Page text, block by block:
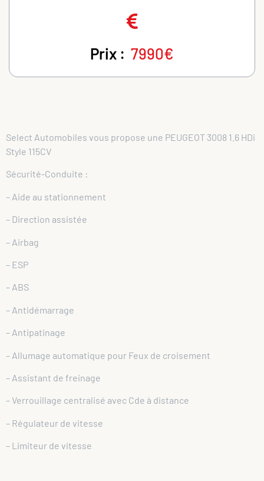
Prix : 7990€
Select Automobiles vous propose une PEUGEOT 3008 1.6 HDi
Style 115CV
Sécurité-Conduite :
– Aide au stationnement
– Direction assistée
– Airbag
– ESP
– ABS
– Antidémarrage
– Antipatinage
– Allumage automatique pour Feux de croisement
– Assistant de freinage
– Verrouillage centralisé avec Cde à distance
– Régulateur de vitesse
– Limiteur de vitesse